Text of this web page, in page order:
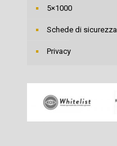
5×1000
Schede di sicurezza
Privacy